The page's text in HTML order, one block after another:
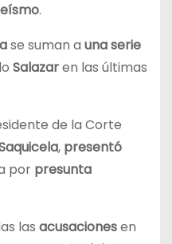
.
se suman a una serie
Salazaren las últimas
de la Corte
, presentó
por presunta
las acusacionesen